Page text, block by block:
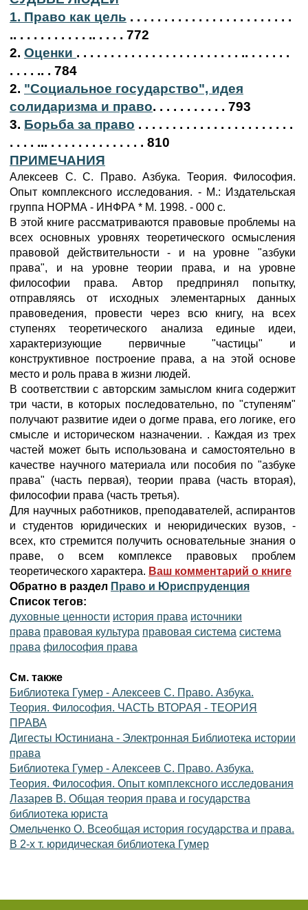
1. Право как цель . . . . . . . . . . . . . . . . . . . . . . . .
.. . . . . . . . . . . .. . . . . 772
2. Оценки . . . . . . . . . . . . . . . . . . . . . . . . .. . . . . . .
. . . . .. . 784
2. "Социальное государство", идея
солидаризма и право. . . . . . . . . . . 793
3. Борьба за право . . . . . . . . . . . . . . . . . . . . . . .
. . . . ... . . . . . . . . . . . . . . 810
ПРИМЕЧАНИЯ
Алексеев С. С. Право. Азбука. Теория. Философия.
Опыт комплексного исследования. - М.: Издательская
группа НОРМА - ИНФРА * М. 1998. - 000 с.
В этой книге рассматриваются правовые проблемы на
всех основных уровнях теоретического осмысления
правовой действительности - и на уровне "азбуки
права", и на уровне теории права, и на уровне
философии права. Автор предпринял попытку,
отправляясь от исходных элементарных данных
правоведения, провести через всю книгу, на всех
ступенях теоретического анализа единые идеи,
характеризующие первичные "частицы" и
конструктивное построение права, а на этой основе
место и роль права в жизни людей.
В соответствии с авторским замыслом книга содержит
три части, в которых последовательно, по "ступеням"
получают развитие идеи о догме права, его логике, его
смысле и историческом назначении. . Каждая из трех
частей может быть использована и самостоятельно в
качестве научного материала или пособия по "азбуке
права" (часть первая), теории права (часть вторая),
философии права (часть третья).
Для научных работников, преподавателей, аспирантов
и студентов юридических и неюридических вузов, -
всех, кто стремится получить основательные знания о
праве, о всем комплексе правовых проблем
теоретического характера. Ваш комментарий о книге
Обратно в раздел Право и Юриспруденция
Список тегов:
духовные ценности история права источники
права правовая культура правовая система система
права философия права
См. также
Библиотека Гумер - Алексеев С. Право. Азбука.
Теория. Философия. ЧАСТЬ ВТОРАЯ - ТЕОРИЯ
ПРАВА
Дигесты Юстиниана - Электронная Библиотека истории
права
Библиотека Гумер - Алексеев С. Право. Азбука.
Теория. Философия. Опыт комплексного исследования
Лазарев В. Общая теория права и государства
библиотека юриста
Омельченко О. Всеобщая история государства и права.
В 2-х т. юридическая библиотека Гумер